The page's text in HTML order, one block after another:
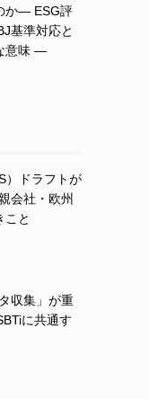
か― ESG評
基準対応と
意味 ―
）ドラフトが
会社・欧州
こと
収集」が重
に共通す